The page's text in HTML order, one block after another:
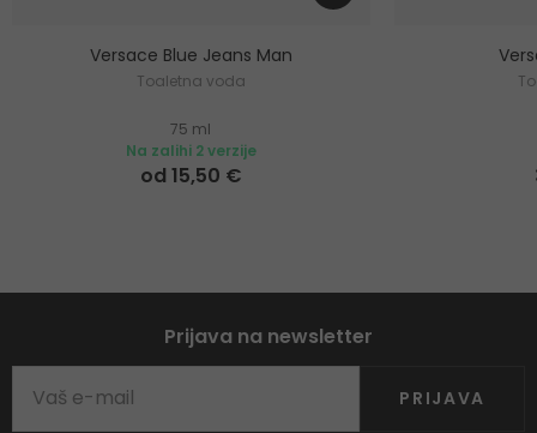
Versace Blue Jeans Man
Toaletna voda
75 ml
Na zalihi 2 verzije
od 15,50 €
Prijava na newsletter
PRIJAVA